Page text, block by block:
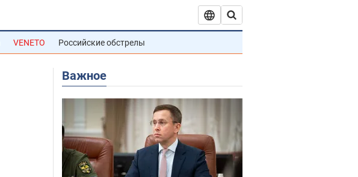
VENETO Российские обстрелы
Важное